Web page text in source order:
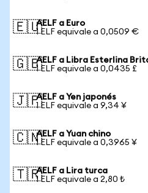
🇪🇺AELF a Euro
1 ELF equivale a 0,0509 €
🇬🇧AELF a Libra Esterlina
1 ELF equivale a 0,0435 £
🇯🇵AELF a Yen japonés
1 ELF equivale a 9,34 ¥
🇨🇳AELF a Yuan chino
1 ELF equivale a 0,3965 ¥
🇹🇷AELF a Lira turca
1 ELF equivale a 2,80 ₺